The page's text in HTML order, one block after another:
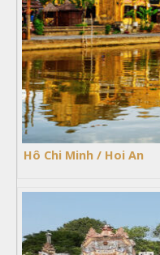
Hô Chi Minh / Hoi An